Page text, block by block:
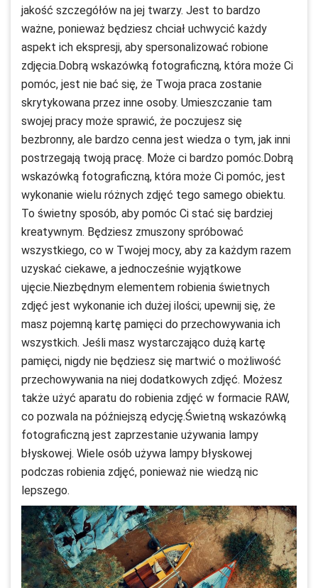
jakość szczegółów na jej twarzy. Jest to bardzo
ważne, ponieważ będziesz chciał uchwycić każdy
aspekt ich ekspresji, aby spersonalizować robione
zdjęcia.Dobrą wskazówką fotograficzną, która może Ci
pomóc, jest nie bać się, że Twoja praca zostanie
skrytykowana przez inne osoby. Umieszczanie tam
swojej pracy może sprawić, że poczujesz się
bezbronny, ale bardzo cenna jest wiedza o tym, jak inni
postrzegają twoją pracę. Może ci bardzo pomóc.Dobrą
wskazówką fotograficzną, która może Ci pomóc, jest
wykonanie wielu różnych zdjęć tego samego obiektu.
To świetny sposób, aby pomóc Ci stać się bardziej
kreatywnym. Będziesz zmuszony spróbować
wszystkiego, co w Twojej mocy, aby za każdym razem
uzyskać ciekawe, a jednocześnie wyjątkowe
ujęcie.Niezbędnym elementem robienia świetnych
zdjęć jest wykonanie ich dużej ilości; upewnij się, że
masz pojemną kartę pamięci do przechowywania ich
wszystkich. Jeśli masz wystarczająco dużą kartę
pamięci, nigdy nie będziesz się martwić o możliwość
przechowywania na niej dodatkowych zdjęć. Możesz
także użyć aparatu do robienia zdjęć w formacie RAW,
co pozwala na późniejszą edycję.Świetną wskazówką
fotograficzną jest zaprzestanie używania lampy
błyskowej. Wiele osób używa lampy błyskowej
podczas robienia zdjęć, ponieważ nie wiedzą nic
lepszego.